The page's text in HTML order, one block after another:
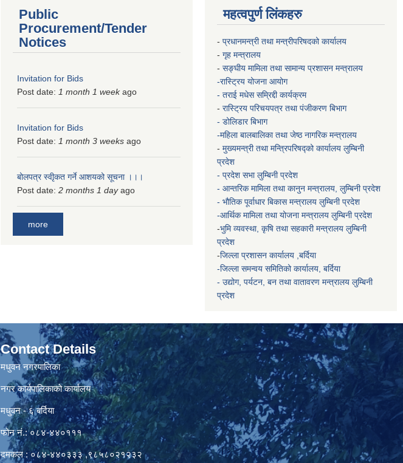
Public
Procurement/Tender
Notices
Invitation for Bids
Post date: 1 month 1 weekago
Invitation for Bids
Post date: 1 month 3 weeks ago
बोलपत्र स्वीृकत गर्ने आशयको सूचना ।।।
Post date: 2 months 1 dayago
more
महत्वपुर्ण लिंकहरु
- प्रधानमन्त्री तथा मन्त्रीपरिषदको कार्यालय
- गृह मन्त्रालय
- सङ्घीय मामिला तथा सामान्य प्रशासन मन्त्रालय
-रास्ट्रिय योजना आयोग
- तराई मधेस सम्रिद्दी कार्यक्रम
- रास्ट्रिय परिचयपत्र तथा पंजीकरण बिभाग
- डोलिडार बिभाग
-महिला बालबालिका तथा जेष्ठ नागरिक मन्त्रालय
- मुख्यमन्त्री तथा मन्त्रिपरिषद्को कार्यालय लुम्बिनी
प्रदेश
- प्रदेश सभा लुम्बिनी प्रदेश
- आन्तरिक मामिला तथा कानुन मन्त्रालय, लुम्बिनी प्रदेश
- भौतिक पूर्वाधार बिकास मन्त्रालय लुम्बिनी प्रदेश
-आर्थिक मामिला तथा योजना मन्त्रालय लुम्बिनी प्रदेश
-भुमि व्यवस्था, कृषि तथा सहकारी मन्त्रालय लुम्बिनी
प्रदेश
-जिल्ला प्रशासन कार्यालय ,बर्दिया
-जिल्ला समन्वय समितिको कार्यालय, बर्दिया
- उद्योग, पर्यटन, बन तथा वातावरण मन्त्रालय लुम्बिनी
प्रदेश
Contact Details
मधुवन नगरपालिका
नगर कार्यपालिकाको कार्यालय
मधुवन - ६ बर्दिया
फोन नं.: ०८४-४४०१११
दमकल : ०८४-४४०३३३ ,९८५८०२१२३२